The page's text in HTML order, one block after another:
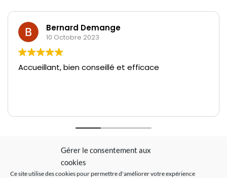
Gérer le consentement aux
cookies
Ce site utilise des cookies pour permettre d'améliorer votre expérience
Bernard Demange
10 Octobre 2023
Accueillant, bien conseillé et efficace